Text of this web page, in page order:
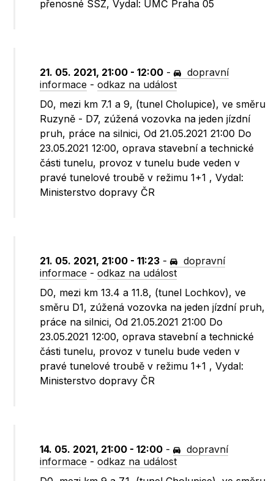
přenosné SSZ, Vydal: ÚMČ Praha 05
21. 05. 2021, 21:00 - 12:00 -
dopravní
informace -odkaz na událost
D0, mezi km 7.1 a 9, (tunel Cholupice), ve směru
Ruzyně - D7, zúžená vozovka na jeden jízdní
pruh, práce na silnici, Od 21.05.2021 21:00 Do
23.05.2021 12:00, oprava stavební a technické
části tunelu, provoz v tunelu bude veden v
pravé tunelové troubě v režimu 1+1 , Vydal:
Ministerstvo dopravy ČR
21. 05. 2021, 21:00 - 11:23 -
dopravní
informace -odkaz na událost
D0, mezi km 13.4 a 11.8, (tunel Lochkov), ve
směru D1, zúžená vozovka na jeden jízdní pruh,
práce na silnici, Od 21.05.2021 21:00 Do
23.05.2021 12:00, oprava stavební a technické
části tunelu, provoz v tunelu bude veden v
pravé tunelové troubě v režimu 1+1 , Vydal:
Ministerstvo dopravy ČR
14. 05. 2021, 21:00 - 12:00 -
dopravní
informace -odkaz na událost